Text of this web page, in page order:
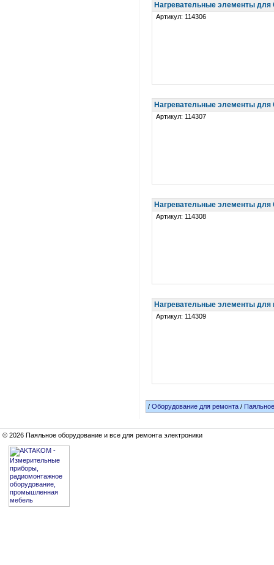
Нагревательные элементы для
Артикул: 114306
Нагревательные элементы для
Артикул: 114307
Нагревательные элементы для
Артикул: 114308
Нагревательные элементы для
Артикул: 114309
/Оборудование для ремонта /
© 2026 Паяльное оборудование и все для ремонта электроники